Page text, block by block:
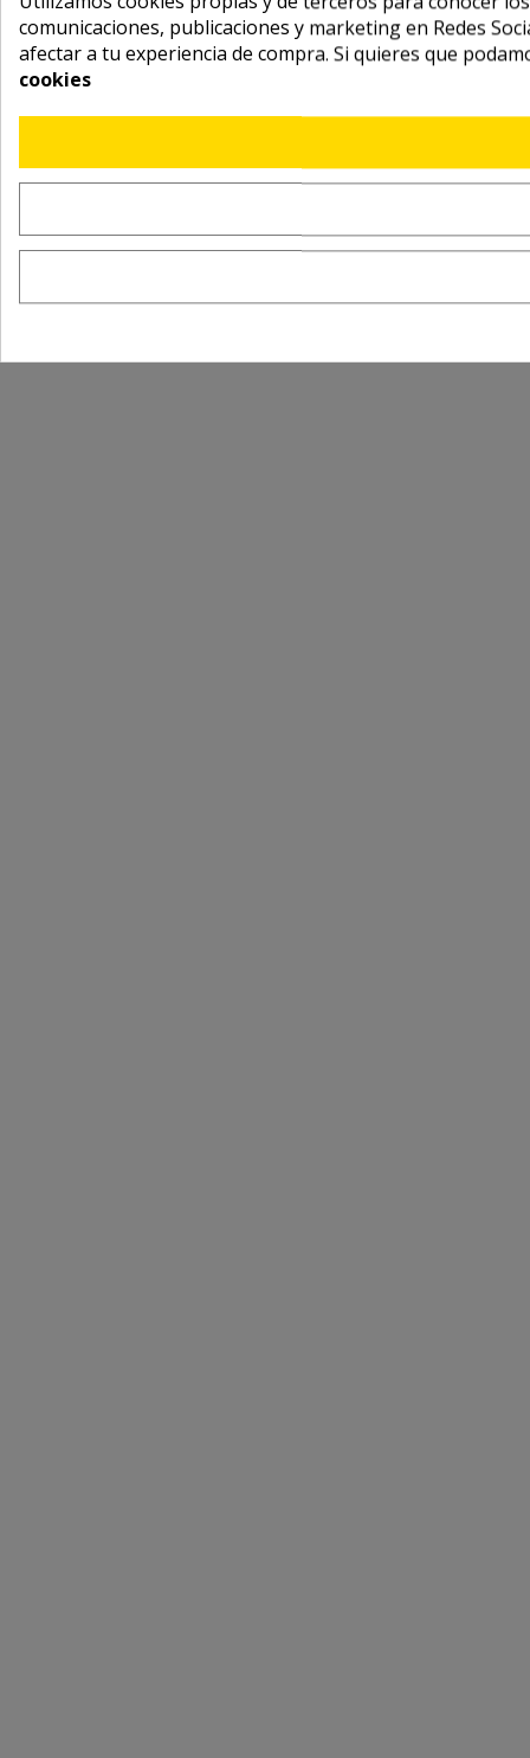
comunicaciones, publicaciones y marketing en Redes
afectar a tu experiencia de compra. Si quieres que
cookies